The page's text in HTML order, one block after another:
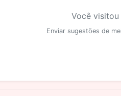
Você
Enviar sugestões de